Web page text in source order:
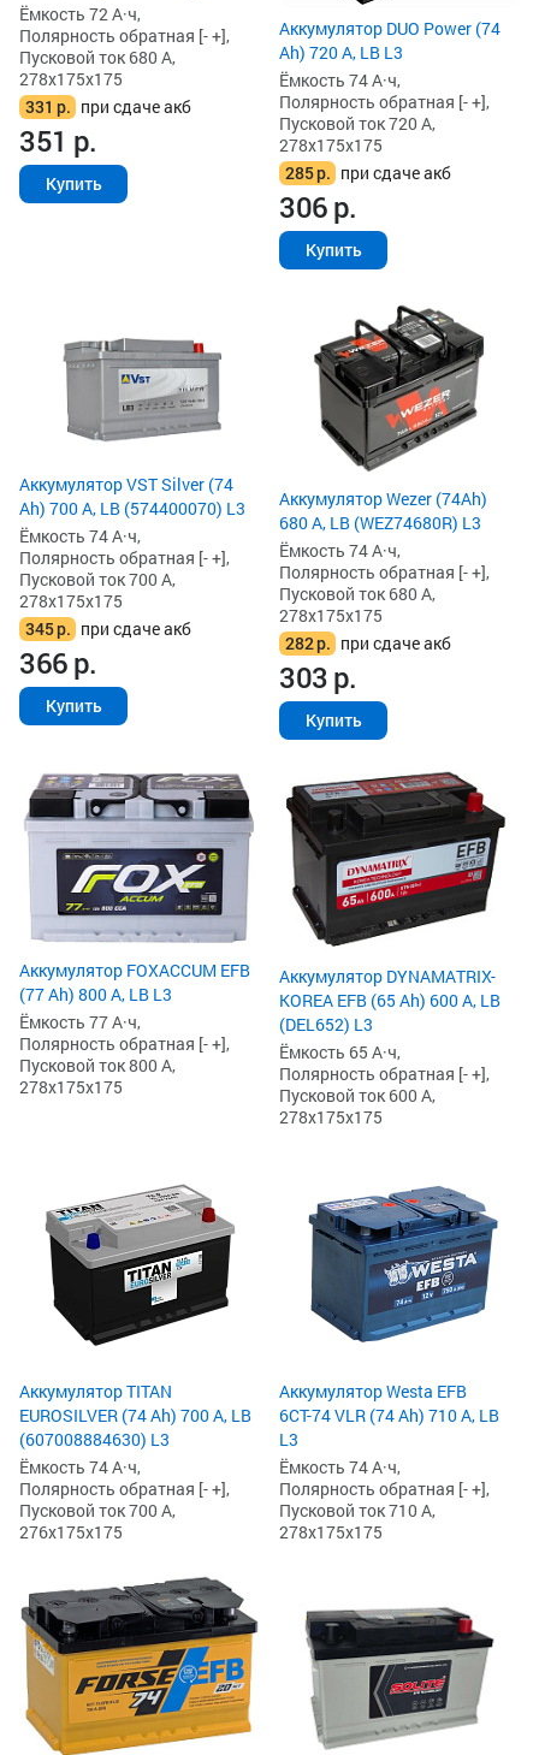
Ёмкость 72 А·ч,
Полярность обратная [- +],
Пусковой ток 680 А,
278x175x175
331 р. при сдаче акб
351 р.
Купить
Аккумулятор DUO Power (74
Ah) 720 А, LB L3
Ёмкость 74 А·ч,
Полярность обратная [- +],
Пусковой ток 720 А,
278x175x175
285р. при сдаче акб
306р.
Купить
Аккумулятор VST Silver (74
Ah) 700 А, LB (574400070) L3
Ёмкость 74 А·ч,
Полярность обратная [- +],
Пусковой ток 700 А,
278x175x175
345р. при сдаче акб
366р.
Купить
Аккумулятор Wezer (74Ah)
680 А, LB (WEZ74680R) L3
Ёмкость 74 А·ч,
Полярность обратная [- +],
Пусковой ток 680 А,
278x175x175
282р. при сдаче акб
303р.
Купить
Аккумулятор FOXACCUM EFB
(77 Ah) 800 А, LB L3
Ёмкость 77 А·ч,
Полярность обратная [- +],
Пусковой ток 800 А,
278x175x175
Аккумулятор DYNAMATRIX-
KOREA EFB (65 Ah) 600 А, LB
(DEL652) L3
Ёмкость 65 А·ч,
Полярность обратная [- +],
Пусковой ток 600 А,
278x175x175
Аккумулятор TITAN
EUROSILVER (74 Ah) 700 А, LB
(607008884630) L3
Ёмкость 74 А·ч,
Полярность обратная [- +],
Пусковой ток 700 А,
276x175x175
Аккумулятор Westa EFB
6СТ-74 VLR (74 Ah) 710 А, LB
L3
Ёмкость 74 А·ч,
Полярность обратная [- +],
Пусковой ток 710 А,
278x175x175